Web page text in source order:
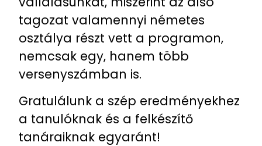
tagozat valamennyi németes
osztálya részt vett a programon,
nemcsak egy, hanem több
versenyszámban is.
Gratulálunk a szép eredményekhez
a tanulóknak és a felkészítő
tanáraiknak egyaránt!